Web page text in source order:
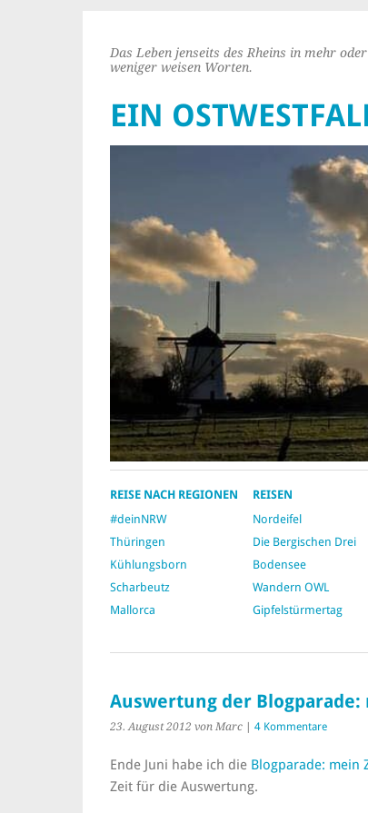
EIN
Das Leben jenseits des Rheins in mehr oder
weniger weisen Worten.
REISE NACH REGIONEN
#deinNRW
Thüringen
Kühlungsborn
Scharbeutz
Mallorca
REISEN
Nordeifel
Die Bergischen Drei
Bodensee
Wandern OWL
Gipfelstürmertag
Auswertung der
23. August 2012 von Marc | 4 Kommentare
Ende Juni habe ich die Blogparade: mein
Zeit für die Auswertung.